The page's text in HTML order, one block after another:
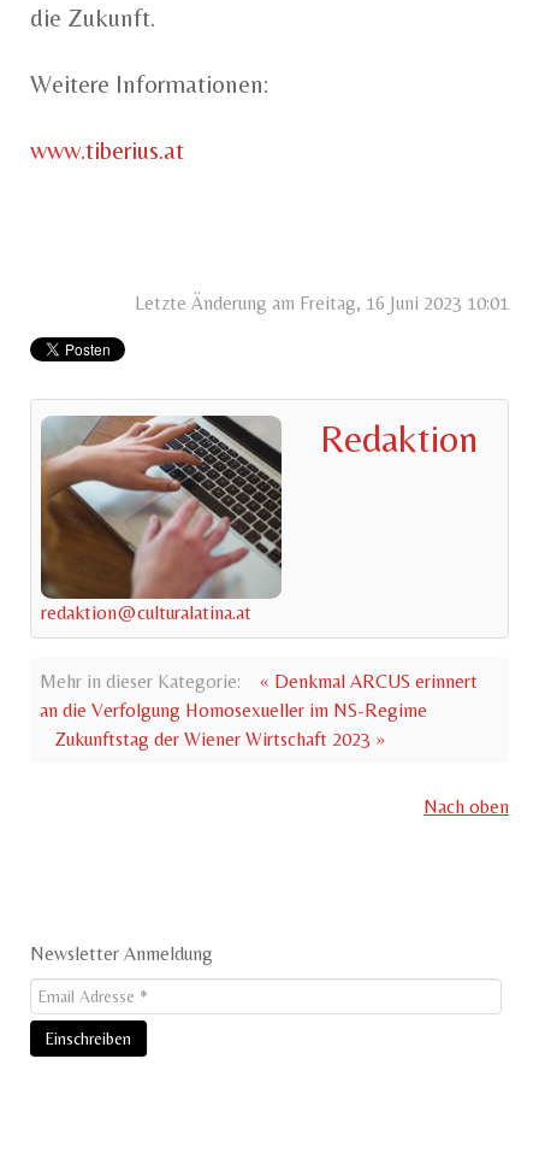
die Zukunft.
Weitere Informationen:
www.tiberius.at
Letzte Änderung am Freitag, 16 Juni 2023 10:01
Redaktion
redaktion@culturalatina.at
Mehr in dieser Kategorie:
« Denkmal ARCUS erinnert
an die Verfolgung Homosexueller im NS-Regime
Zukunftstag der Wiener Wirtschaft 2023 »
Nach oben
Newsletter Anmeldung